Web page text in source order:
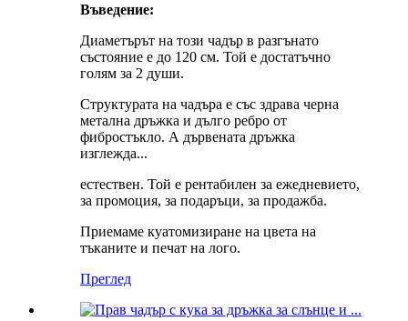
Въведение:
Диаметърът на този чадър в разгънато
състояние е до 120 см. Той е достатъчно
голям за 2 души.
Структурата на чадъра е със здрава черна
метална дръжка и дълго ребро от
фибростъкло. А дървената дръжка
изглежда...
естествен. Той е рентабилен за ежедневието,
за промоция, за подаръци, за продажба.
Приемаме куатомизиране на цвета на
тъканите и печат на лого.
Преглед